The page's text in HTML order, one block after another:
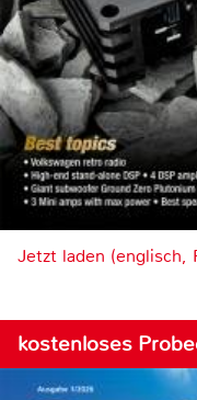
Jetzt laden (englisch,
kostenloses